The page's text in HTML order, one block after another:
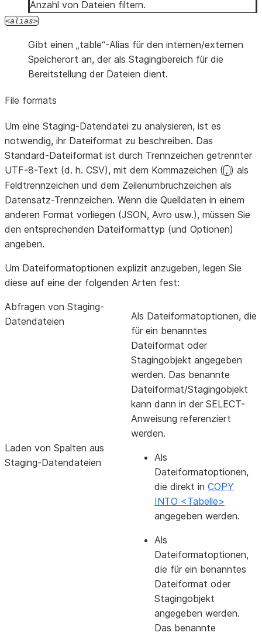
Anzahl von Dateien filtern.
alias
Gibt einen „table“-Alias für den internen/externen
Speicherort an, der als Stagingbereich für die
Bereitstellung der Dateien dient.
File formats
Um eine Staging-Datendatei zu analysieren, ist es
notwendig, ihr Dateiformat zu beschreiben. Das
Standard-Dateiformat ist durch Trennzeichen getrennter
UTF-8-Text (d. h. CSV), mit dem Kommazeichen (,) als
Feldtrennzeichen und dem Zeilenumbruchzeichen als
Datensatz-Trennzeichen. Wenn die Quelldaten in einem
anderen Format vorliegen (JSON, Avro usw.), müssen Sie
den entsprechenden Dateiformattyp (und Optionen)
angeben.
Um Dateiformatoptionen explizit anzugeben, legen Sie
diese auf eine der folgenden Arten fest:
Abfragen von Staging-
Datendateien
Als Dateiformatoptionen, die
für ein benanntes
Dateiformat oder
Stagingobjekt angegeben
werden. Das benannte
Dateiformat/Stagingobjekt
kann dann in der SELECT-
Anweisung referenziert
werden.
Laden von Spalten aus
Staging-Datendateien
Als
Dateiformatoptionen,
die direkt in COPY
INTO <Tabelle>
angegeben werden.
Als
Dateiformatoptionen,
die für ein benanntes
Dateiformat oder
Stagingobjekt
angegeben werden.
Das benannte